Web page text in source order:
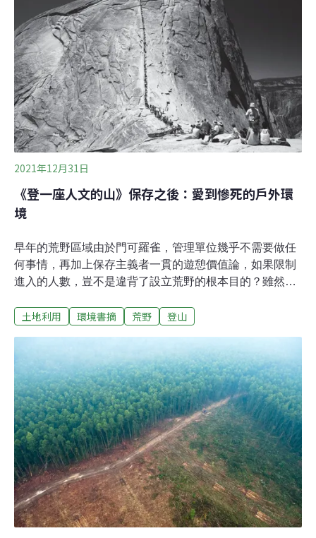
然的真正距離。 「我一直嚮往那些一生只做一件事的
人。」《我在荒野做了一場夢》不是典型的生態紀錄片。
導演沈可尚說，他與團隊一路在拍攝中拋開既定想像，轉
而尋找一種更貼近生命狀態的觀看方式——「怎麼拍，才
最適合這個人、這段歷程，最後還能讓觀眾確實感到被觸
動。」一切緣起於製片王師的一通電話。王師留意到徐仁
修《台灣最後的荒野》攝影集引發的回響，便邀沈可尚談
談拍攝的可能性。沈可尚憶述第一次和徐仁修見面時，對
2021年12月31日
《登一座人文的山》保存之後：愛到慘死的戶外環
境
早年的荒野區域由於門可羅雀，管理單位幾乎不需要做任
何事情，再加上保存主義者一貫的遊憩價值論，如果限制
進入的人數，豈不是違背了設立荒野的根本目的？雖然馬
National Plan for American Forestry）中提出荒野遭到過
的管理作為要等到1950-1960年代，也就是戶外活動大行
其道之時，才實際進入政府的議程中。大家熟悉的「乘載
量」（carrying capacity）就是解決方法之一，其下還分為
生態乘載量（biological capacity）、環境乘載量
（physical capacity）、心理乘載量（psychological
capacity）三個分類。生態乘載量指的是動植物對戶外遊
憩活動的承受度，比如說一條溪裡的魚類被釣光、一片高
山草原被踩成荒漠、為人類尿
土地利用 環境書摘 荒野 登山